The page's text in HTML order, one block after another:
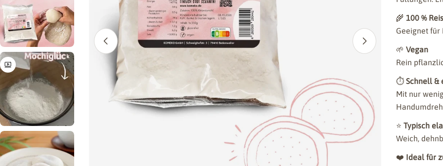
Öffnen Sie das Medium 0 im Modalmodus Öffnen Sie das
🌾100 %
Geeignet für
🌱Vegan
Rein
⏱Schnell &
Mit nur
⭐Typisch
Weich,
❤️ Ideal für